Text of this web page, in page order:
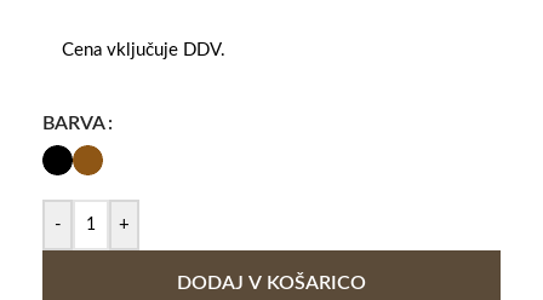
Cena vključuje DDV.
BARVA
- +
DODAJ V KOŠARICO